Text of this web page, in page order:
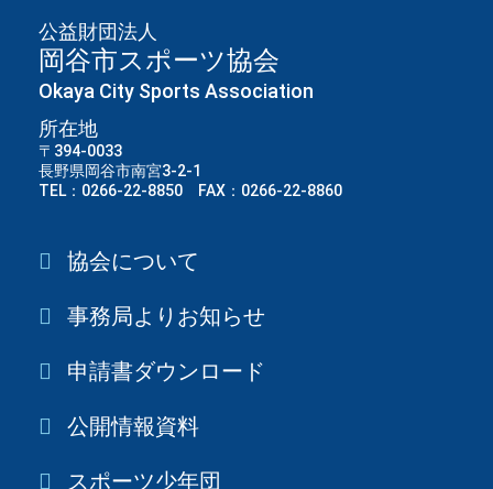
公益財団法人
岡谷市スポーツ協会
Okaya City Sports Association
所在地
〒394-0033
長野県岡谷市南宮3-2-1
TEL：0266-22-8850 FAX：0266-22-8860
協会について
事務局よりお知らせ
申請書ダウンロード
公開情報資料
スポーツ少年団